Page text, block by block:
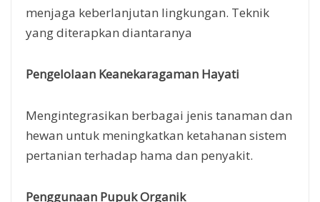
menjaga keberlanjutan lingkungan. Teknik
yang diterapkan diantaranya
Pengelolaan Keanekaragaman Hayati
Mengintegrasikan berbagai jenis tanaman dan
hewan untuk meningkatkan ketahanan sistem
pertanian terhadap hama dan penyakit.
Penggunaan Pupuk Organik